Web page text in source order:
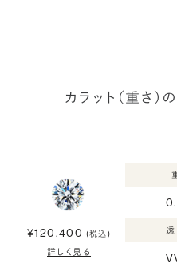
カラット（重さ）
¥120,400 (税込)
詳しく見る